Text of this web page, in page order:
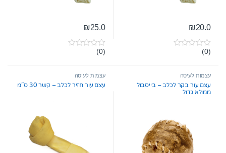
₪20.0
0
t
f
5
(0)
₪25.0
0
t
f
(0)
עצמות לעיסה
עצם עור בקר לכלב – בייסבול
ממולא גדול
עצמות לעיסה
עצם עור חזיר לכלב – קשר 30 ס”מ